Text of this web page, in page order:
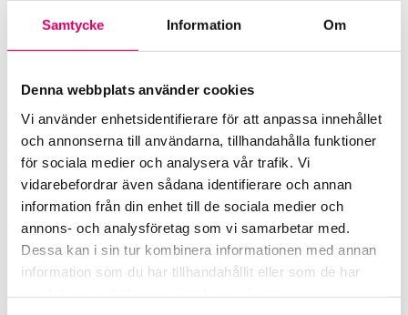
Samtycke Information Om
Denna webbplats använder cookies
Vi använder enhetsidentifierare för att anpassa innehållet
och annonserna till användarna, tillhandahålla funktioner
för sociala medier och analysera vår trafik. Vi
vidarebefordrar även sådana identifierare och annan
information från din enhet till de sociala medier och
annons- och analysföretag som vi samarbetar med.
Dessa kan i sin tur kombinera informationen med annan
information som du har tillhandahållit eller som de har
Mowen Ekonomikonsult AB
Stockholm
Telefon
08-660 90 71
Mobiltelefon
070-247 94 14